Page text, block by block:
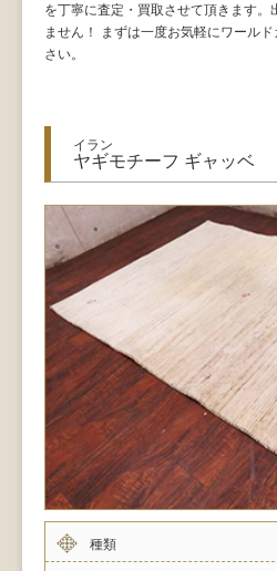
を丁寧に査定・買取させて頂きます。
ません！ まずは一度お気軽にワール
さい。
イラン
ヤギモチーフ ギャッベ
種類